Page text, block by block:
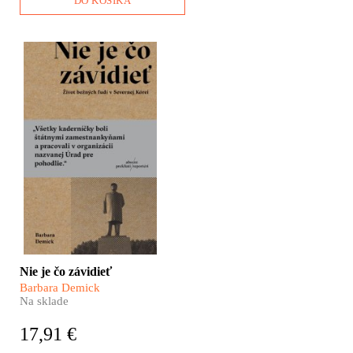
určite stojí za to.
​Severná Kórea je
dokonalým zhmotnením
orwellovskej antiutópie z
Kórejčanov a Kórejčaniek
však žije túto surreálnu
realitu ako svoju
každodennosť a navyše –
mnohí z nich sú
presvedčení o tom, že
zvyšku sveta naozaj
nemajú čo závidieť.
Pretože sami žijú v raji. A
presne o tom je táto kniha.
Nie je čo závidieť
Barbara Demick
Na sklade
17,91 €